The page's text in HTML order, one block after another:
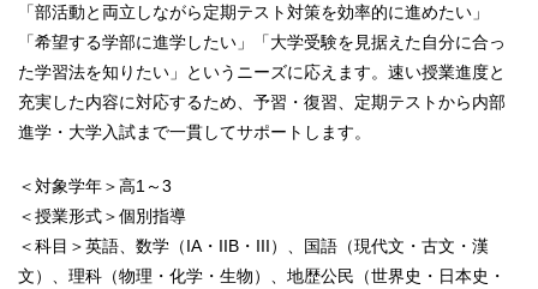
「部活動と両立しながら定期テスト対策を効率的に進めたい」
「希望する学部に進学したい」「大学受験を見据えた自分に合っ
た学習法を知りたい」というニーズに応えます。速い授業進度と
充実した内容に対応するため、予習・復習、定期テストから内部
進学・大学入試まで一貫してサポートします。
＜対象学年＞高1～3
＜授業形式＞個別指導
＜科目＞英語、数学（IA・IIB・III）、国語（現代文・古文・漢
文）、理科（物理・化学・生物）、地歴公民（世界史・日本史・